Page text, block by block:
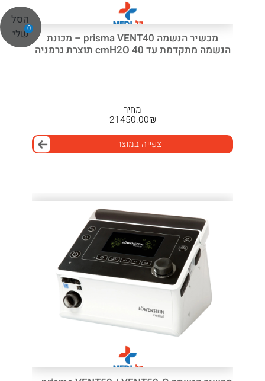
0
הסל
שלי
מכשיר הנשמה prisma VENT40 – מכונת
הנשמה מתקדמת עד 40 cmH2O תוצרת גרמניה
מחיר
₪
21450.00
צפייה במוצר